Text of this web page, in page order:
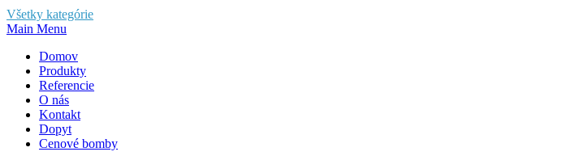
Všetky kategórie
Main Menu
Domov
Produkty
Referencie
O nás
Kontakt
Dopyt
Cenové bomby